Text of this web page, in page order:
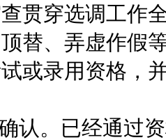
穿选调工作全
替、弄虚作假
或录用资格，
。已经通过资